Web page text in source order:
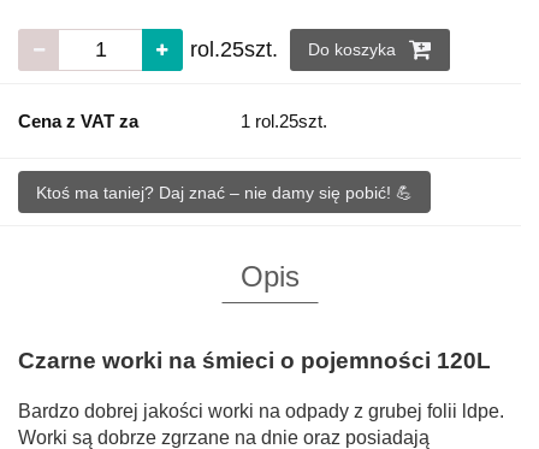
rol.25szt. Do koszyka
Cena z VAT za 1 rol.25szt.
Ktoś ma taniej? Daj znać – nie damy się pobić! 💪
Opis
Czarne worki na śmieci o pojemności 120L
Bardzo dobrej jakości worki na odpady z grubej folii ldpe.
Worki są dobrze zgrzane na dnie oraz posiadają